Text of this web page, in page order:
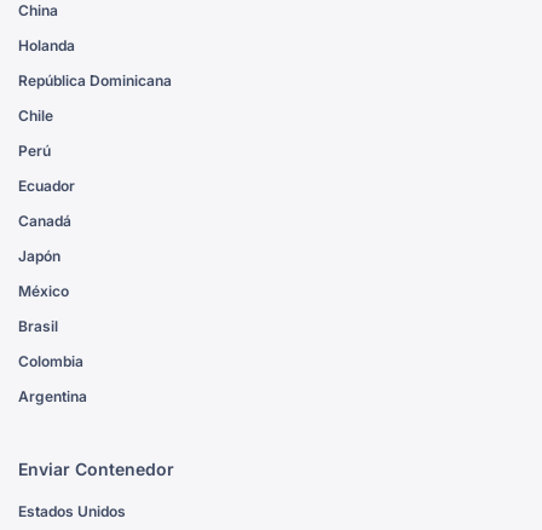
China
Holanda
República Dominicana
Chile
Perú
Ecuador
Canadá
Japón
México
Brasil
Colombia
Argentina
Enviar Contenedor
Estados Unidos